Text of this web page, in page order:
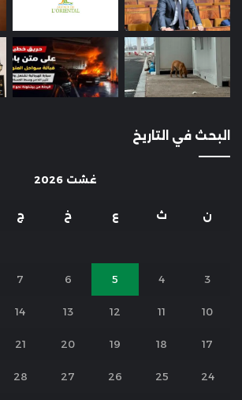
البحث في التاريخ
غشت 2026
ن ث ع خ ج
3
4
5
6
7
10
11
12
13
14
17
18
19
20
21
24
25
26
27
28